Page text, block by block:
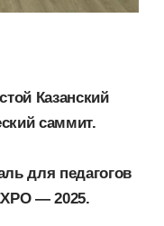
Казанский
саммит.
для педагогов
— 2025.